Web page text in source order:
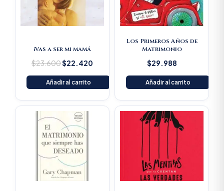
¡Vas a ser mi mamá
$23.600$22.420
Añadir al carrito
Los Primeros Años de
Matrimonio
$29.988
Añadir al carrito
Original
price
was:
$51.800.
Current